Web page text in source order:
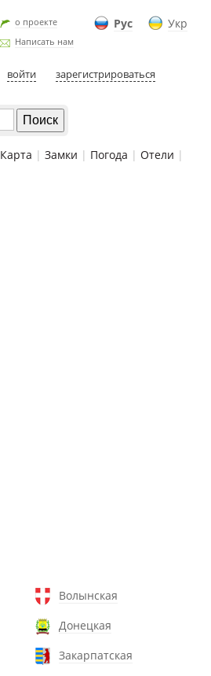
Рус Укр
о проекте
Написать нам
войти зарегистрироваться
Карта | Замки | Погода | Отели |
Волынская
Донецкая
Закарпатская